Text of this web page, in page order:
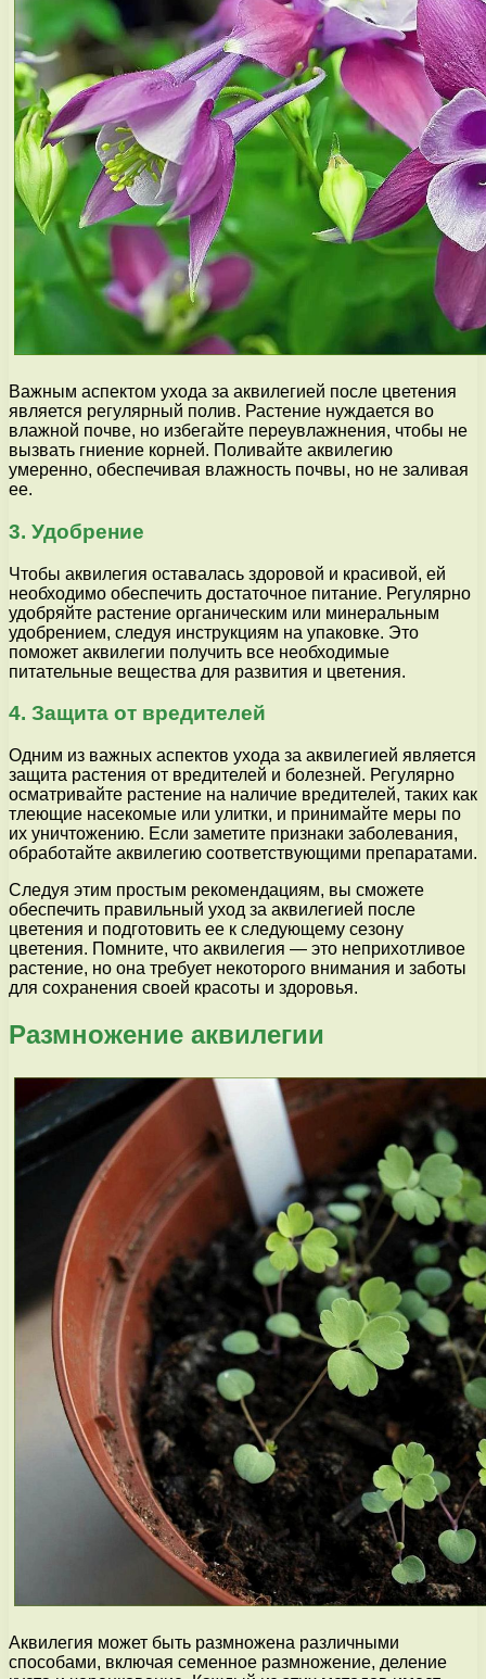
Важным аспектом ухода за аквилегией после цветения
является регулярный полив. Растение нуждается во
влажной почве, но избегайте переувлажнения, чтобы не
вызвать гниение корней. Поливайте аквилегию
умеренно, обеспечивая влажность почвы, но не заливая
ее.
3. Удобрение
Чтобы аквилегия оставалась здоровой и красивой, ей
необходимо обеспечить достаточное питание. Регулярно
удобряйте растение органическим или минеральным
удобрением, следуя инструкциям на упаковке. Это
поможет аквилегии получить все необходимые
питательные вещества для развития и цветения.
4. Защита от вредителей
Одним из важных аспектов ухода за аквилегией является
защита растения от вредителей и болезней. Регулярно
осматривайте растение на наличие вредителей, таких как
тлеющие насекомые или улитки, и принимайте меры по
их уничтожению. Если заметите признаки заболевания,
обработайте аквилегию соответствующими препаратами.
Следуя этим простым рекомендациям, вы сможете
обеспечить правильный уход за аквилегией после
цветения и подготовить ее к следующему сезону
цветения. Помните, что аквилегия — это неприхотливое
растение, но она требует некоторого внимания и заботы
для сохранения своей красоты и здоровья.
Размножение аквилегии
Аквилегия может быть размножена различными
способами, включая семенное размножение, деление